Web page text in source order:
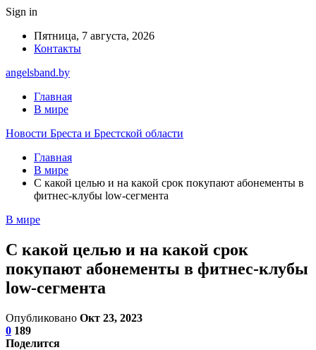
Sign in
Пятница, 7 августа, 2026
Контакты
angelsband.by
Главная
В мире
Новости Бреста и Брестской области
Главная
В мире
С какой целью и на какой срок покупают абонементы в
фитнес-клубы low-сегмента
В мире
С какой целью и на какой срок
покупают абонементы в фитнес-клубы
low-сегмента
Опубликовано Окт 23, 2023
0 189
Поделится